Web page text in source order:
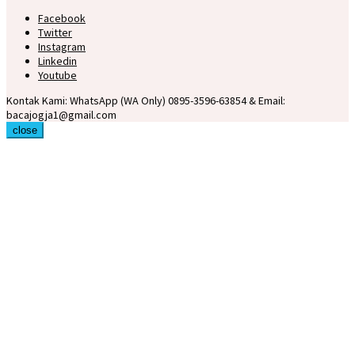
Facebook
Twitter
Instagram
Linkedin
Youtube
Kontak Kami: WhatsApp (WA Only) 0895-3596-63854 & Email:
bacajogja1@gmail.com
close